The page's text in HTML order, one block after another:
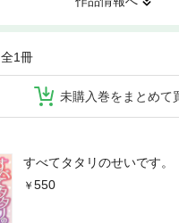
全1冊
未購入巻をまとめて
すべてタタリのせいです。
550